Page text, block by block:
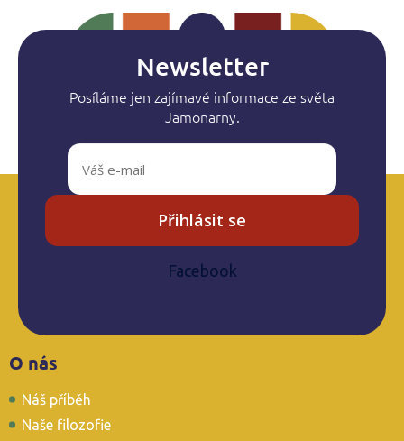
Newsletter
Posíláme jen zajímavé informace ze světa
Jamonarny.
Přihlásit se
Facebook
O nás
Náš příběh
Naše filozofie